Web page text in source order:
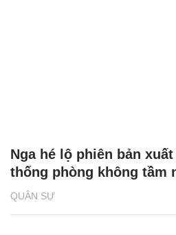
QUÂN SỰ
Nga hé lộ phiên bản
thống phòng không tầm